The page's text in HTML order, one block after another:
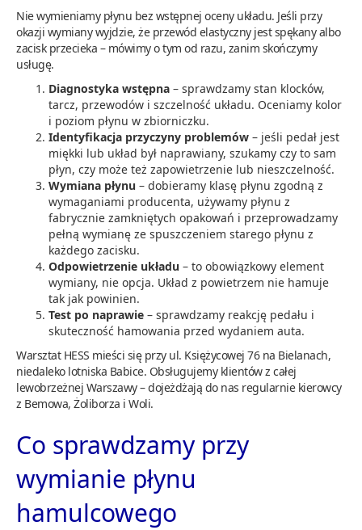
Nie wymieniamy płynu bez wstępnej oceny układu. Jeśli przy
okazji wymiany wyjdzie, że przewód elastyczny jest spękany albo
zacisk przecieka – mówimy o tym od razu, zanim skończymy
usługę.
Diagnostyka wstępna – sprawdzamy stan klocków,
tarcz, przewodów i szczelność układu. Oceniamy kolor
i poziom płynu w zbiorniczku.
Identyfikacja przyczyny problemów – jeśli pedał jest
miękki lub układ był naprawiany, szukamy czy to sam
płyn, czy może też zapowietrzenie lub nieszczelność.
Wymiana płynu – dobieramy klasę płynu zgodną z
wymaganiami producenta, używamy płynu z
fabrycznie zamkniętych opakowań i przeprowadzamy
pełną wymianę ze spuszczeniem starego płynu z
każdego zacisku.
Odpowietrzenie układu – to obowiązkowy element
wymiany, nie opcja. Układ z powietrzem nie hamuje
tak jak powinien.
Test po naprawie – sprawdzamy reakcję pedału i
skuteczność hamowania przed wydaniem auta.
Warsztat HESS mieści się przy ul. Księżycowej 76 na Bielanach,
niedaleko lotniska Babice. Obsługujemy klientów z całej
lewobrzeżnej Warszawy – dojeżdżają do nas regularnie kierowcy
z Bemowa, Żoliborza i Woli.
Co sprawdzamy przy
wymianie płynu
hamulcowego